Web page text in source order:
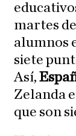
martes
alumnos
siete
Así,
Zelanda
que son